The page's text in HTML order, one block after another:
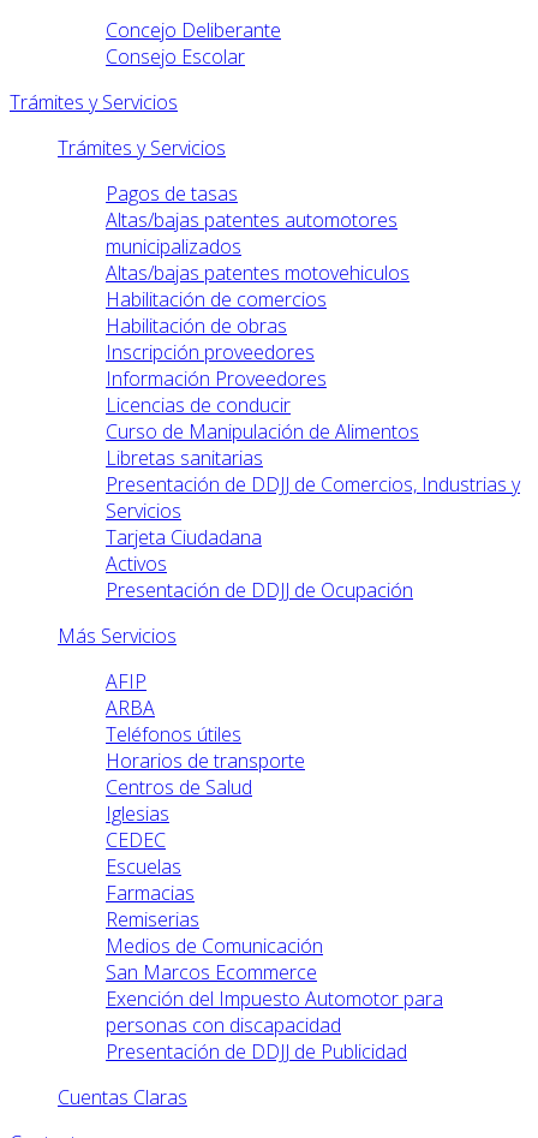
Concejo Deliberante
Consejo Escolar
Trámites y Servicios
Trámites y Servicios
Pagos de tasas
Altas/bajas patentes automotores
municipalizados
Altas/bajas patentes motovehiculos
Habilitación de comercios
Habilitación de obras
Inscripción proveedores
Información Proveedores
Licencias de conducir
Curso de Manipulación de Alimentos
Libretas sanitarias
Presentación de DDJJ de Comercios, Industrias y
Servicios
Tarjeta Ciudadana
Activos
Presentación de DDJJ de Ocupación
Más Servicios
AFIP
ARBA
Teléfonos útiles
Horarios de transporte
Centros de Salud
Iglesias
CEDEC
Escuelas
Farmacias
Remiserias
Medios de Comunicación
San Marcos Ecommerce
Exención del Impuesto Automotor para
personas con discapacidad
Presentación de DDJJ de Publicidad
Cuentas Claras